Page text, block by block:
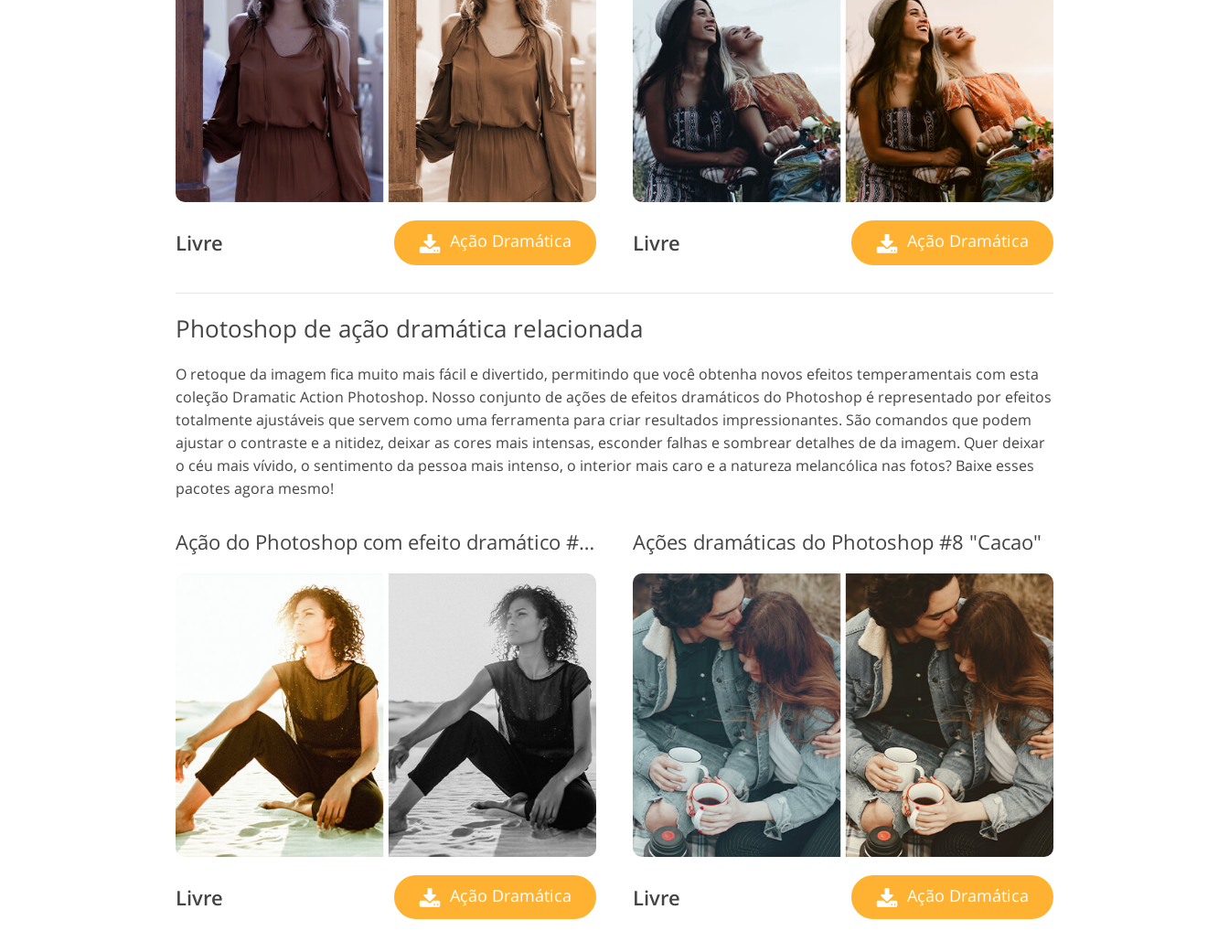
Livre Ação Dramática Livre Ação Dramática
Photoshop de ação dramática relacionada
O retoque da imagem fica muito mais fácil e divertido, permitindo que você obtenha novos efeitos temperamentais com esta
coleção Dramatic Action Photoshop. Nosso conjunto de ações de efeitos dramáticos do Photoshop é representado por efeitos
totalmente ajustáveis que servem como uma ferramenta para criar resultados impressionantes. São comandos que podem
ajustar o contraste e a nitidez, deixar as cores mais intensas, esconder falhas e sombrear detalhes de da imagem. Quer deixar
o céu mais vívido, o sentimento da pessoa mais intenso, o interior mais caro e a natureza melancólica nas fotos? Baixe esses
pacotes agora mesmo!
Ação do Photoshop com efeito dramático #7 "Dark Black&White"
Livre Ação Dramática
Ações dramáticas do Photoshop #8 "Cacao"
Livre Ação Dramática